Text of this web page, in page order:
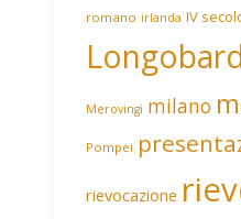
romano irlanda IV
Merovingi milano
Pompei
rievocazione